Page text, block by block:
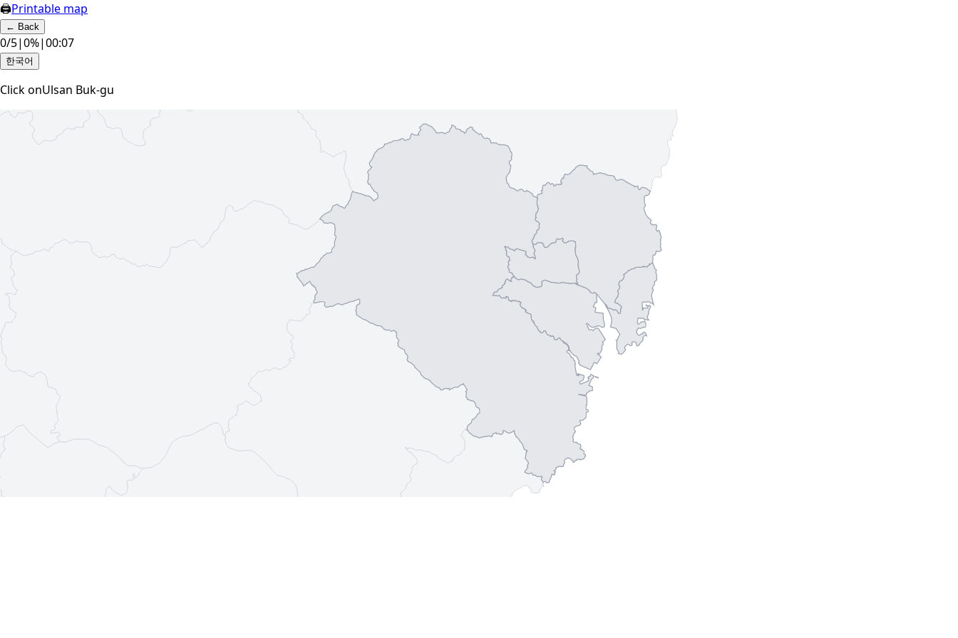
🖨Printable map
← Back
0/5|0%|00:07
한국어
Click onUlsan Buk-gu